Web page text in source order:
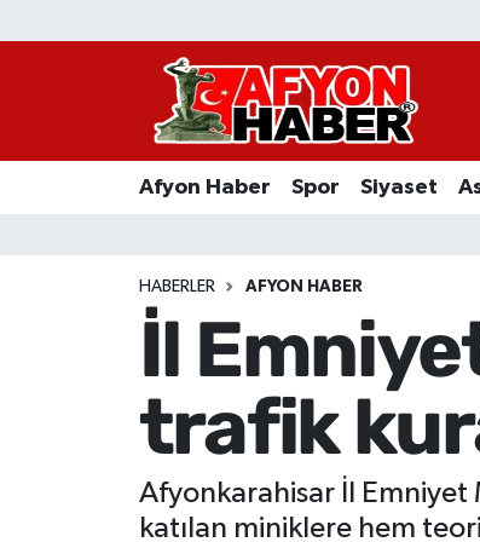
Afyon Haber Spor Siyaset
HABERLER AFYON HABER
İl
trafik
Afyonkarahisar İl Emniyet
katılan miniklere hem
Afyon Haber
Asayiş Yaşam
Ekonomi